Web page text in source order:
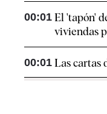
00:01 El 'tapón'
viviendas
00:01 Las cartas